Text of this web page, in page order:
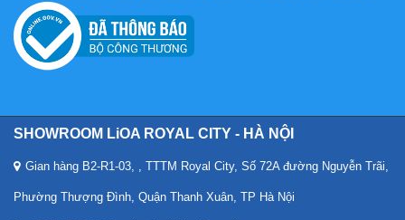
SHOWROOM LiOA ROYAL CITY - HÀ NỘI
Gian hàng B2-R1-03, , TTTM Royal City, Số 72A đường Nguyễn Trãi,
Phường Thượng Đình, Quận Thanh Xuân, TP Hà Nội